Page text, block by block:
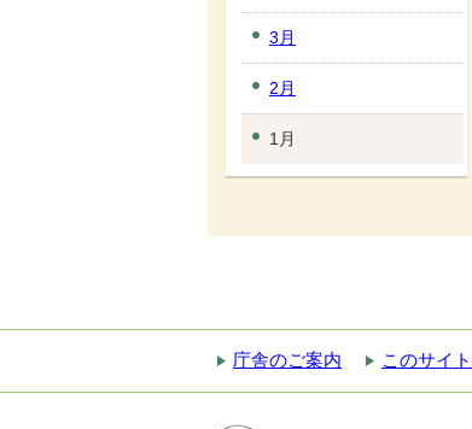
3月
2月
1月
庁舎のご案内 このサイ